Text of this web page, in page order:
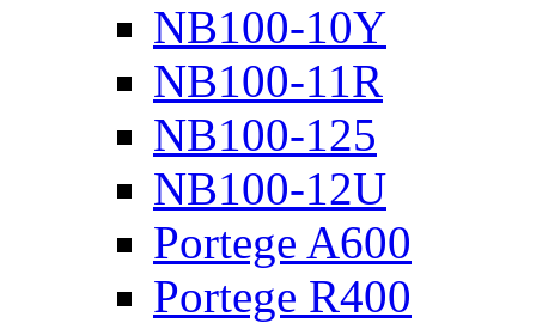
NB100-10Y
NB100-11R
NB100-125
NB100-12U
Portege A600
Portege R400